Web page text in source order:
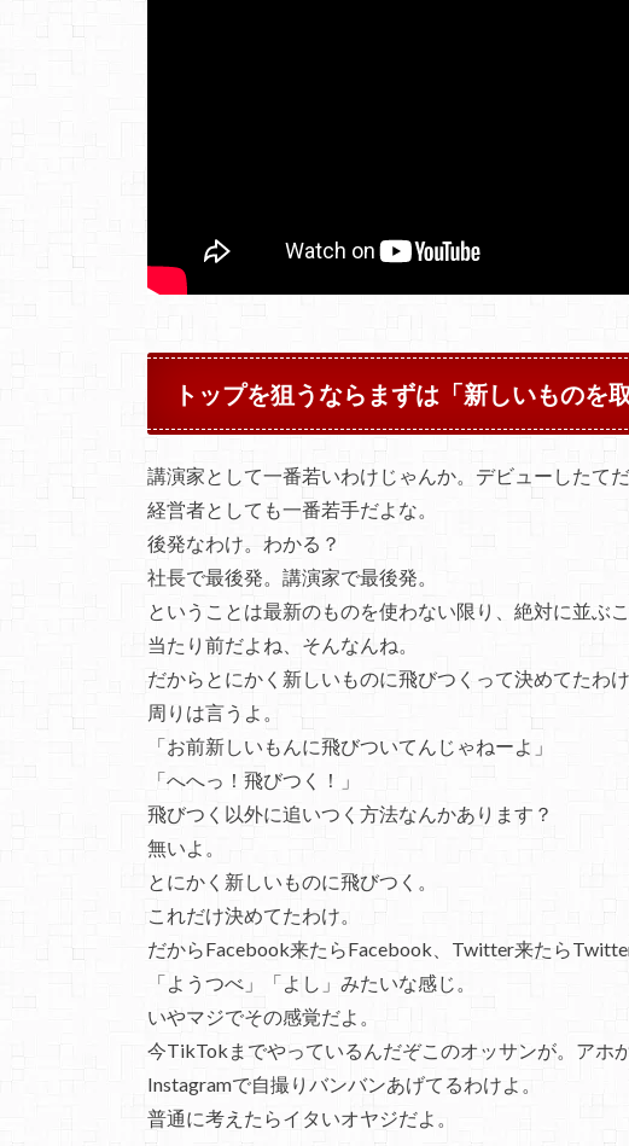
トップを狙うならまずは「新しいものを
講演家として一番若いわけじゃんか。デビューしたてだ
経営者としても一番若手だよな。
後発なわけ。わかる？
社長で最後発。講演家で最後発。
ということは最新のものを使わない限り、絶対に並ぶ
当たり前だよね、そんなんね。
だからとにかく新しいものに飛びつくって決めてたわけ
周りは言うよ。
「お前新しいもんに飛びついてんじゃねーよ」
「へへっ！飛びつく！」
飛びつく以外に追いつく方法なんかあります？
無いよ。
とにかく新しいものに飛びつく。
これだけ決めてたわけ。
だからFacebook来たらFacebook、Twitter来たらTwitter
「ようつべ」「よし」みたいな感じ。
いやマジでその感覚だよ。
今TikTokまでやっているんだぞこのオッサンが。アホか
Instagramで自撮りバンバンあげてるわけよ。
普通に考えたらイタいオヤジだよ。